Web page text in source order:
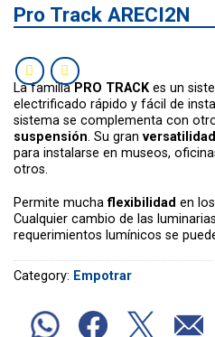
Pro Track ARECI2N
La familiaPRO TRACK es un
electrificado rápido y fácil de
sistema se complementa con
suspensión. Su gran versatilidad
para instalarse en museos,
otros.
Permite muchaflexibilidad en
Cualquier cambio de las
requerimientos lumínicos se
Category: Empotrar